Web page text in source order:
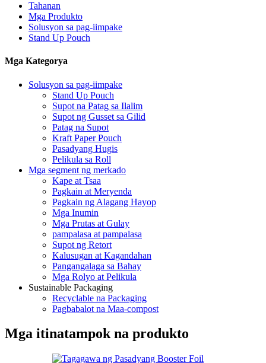
Tahanan
Mga Produkto
Solusyon sa pag-iimpake
Stand Up Pouch
Mga Kategorya
Solusyon sa pag-iimpake
Stand Up Pouch
Supot na Patag sa Ilalim
Supot ng Gusset sa Gilid
Patag na Supot
Kraft Paper Pouch
Pasadyang Hugis
Pelikula sa Roll
Mga segment ng merkado
Kape at Tsaa
Pagkain at Meryenda
Pagkain ng Alagang Hayop
Mga Inumin
Mga Prutas at Gulay
pampalasa at pampalasa
Supot ng Retort
Kalusugan at Kagandahan
Pangangalaga sa Bahay
Mga Rolyo at Pelikula
Sustainable Packaging
Recyclable na Packaging
Pagbabalot na Maa-compost
Mga itinatampok na produkto